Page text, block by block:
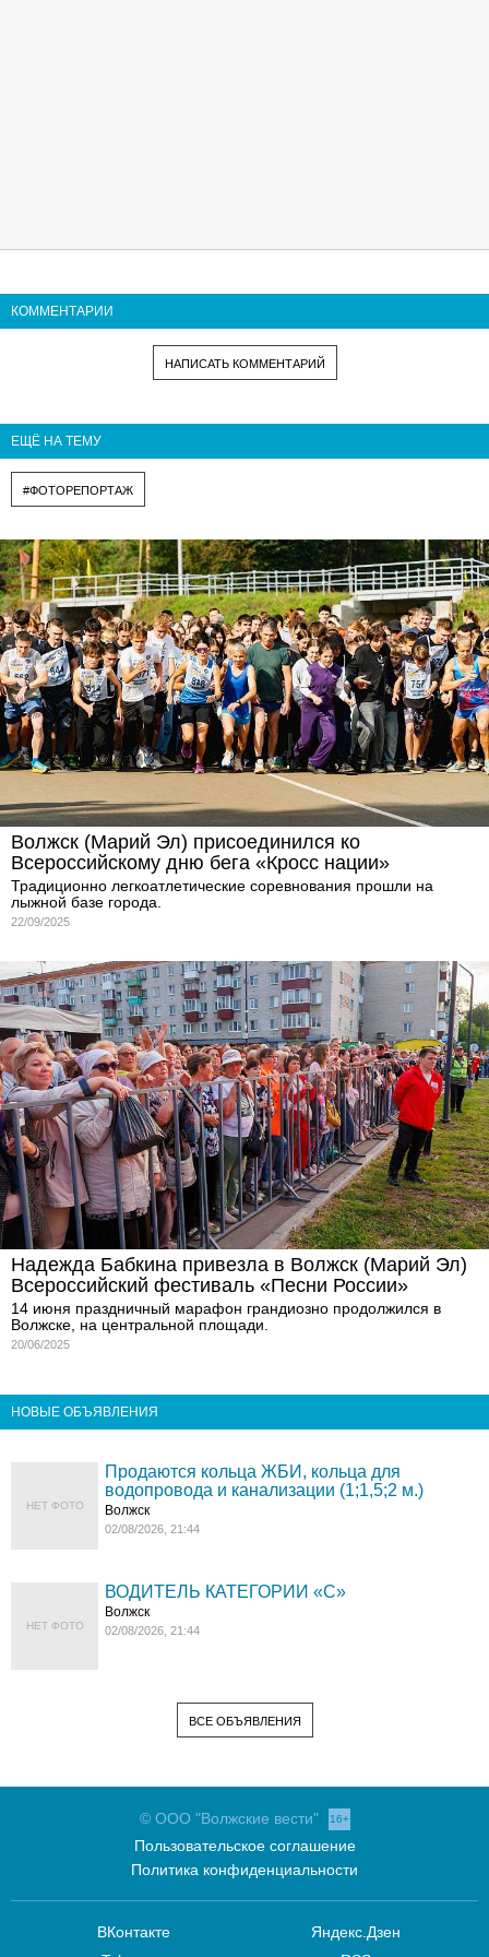
КОММЕНТАРИИ
НАПИСАТЬ КОММЕНТАРИЙ
ЕЩЁ НА ТЕМУ
#ФОТОРЕПОРТАЖ
Волжск (Марий Эл) присоединился ко
Всероссийскому дню бега «Кросс нации»
Традиционно легкоатлетические соревнования прошли на
лыжной базе города.
22/09/2025
Надежда Бабкина привезла в Волжск (Марий Эл)
Всероссийский фестиваль «Песни России»
14 июня праздничный марафон грандиозно продолжился в
Волжске, на центральной площади.
20/06/2025
НОВЫЕ ОБЪЯВЛЕНИЯ
НЕТ ФОТО
Продаются кольца ЖБИ, кольца для
водопровода и канализации (1;1,5;2 м.)
Волжск
02/08/2026, 21:44
НЕТ ФОТО
ВОДИТЕЛЬ КАТЕГОРИИ «C»
Волжск
02/08/2026, 21:44
ВСЕ ОБЪЯВЛЕНИЯ
© ООО "Волжские вести" 16+
Пользовательское соглашение
Политика конфиденциальности
ВКонтакте
Яндекс.Дзен